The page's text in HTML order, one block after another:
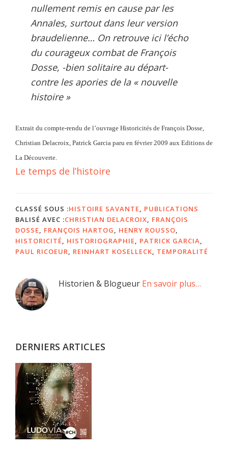
nullement remis en cause par les
Annales, surtout dans leur version
braudelienne… On retrouve ici l’écho
du courageux combat de François
Dosse, -bien solitaire au départ-
contre les apories de la « nouvelle
histoire »
Extrait du compte-rendu de l’ouvrage Historicités de François Dosse,
Christian Delacroix, Patrick Garcia paru en février 2009 aux Editions de
La Découverte.
Le temps de l’histoire
CLASSÉ SOUS :HISTOIRE SAVANTE
PUBLICATIONS
BALISÉ AVEC :CHRISTIAN DELACROIX
FRANÇOIS
DOSSE
FRANÇOIS HARTOG HENRY ROUSSO
HISTORICITÉ
HISTORIOGRAPHIE PATRICK GARCIA
PAUL RICOEUR
REINHART KOSELLECK TEMPORALITÉ
Barre
latérale
Historien & Blogueur En savoir plus…
DERNIERS ARTICLES